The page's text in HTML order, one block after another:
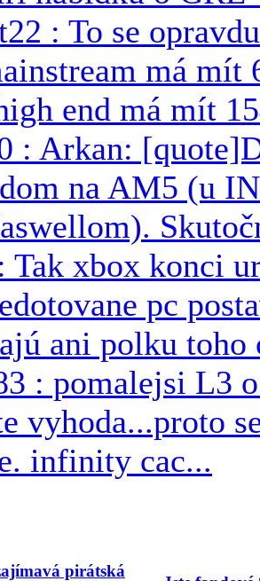
: To se
má
end má mít
: Arkan:
na AM5 (u
Tak xbox konci
pc
ani polku toho
: pomalejsi L3
vyhoda...proto
infinity cac...
pirátská